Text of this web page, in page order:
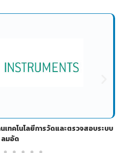
ทคโนโลยีการวัดและตรวจสอบระบบ
ลมอัด